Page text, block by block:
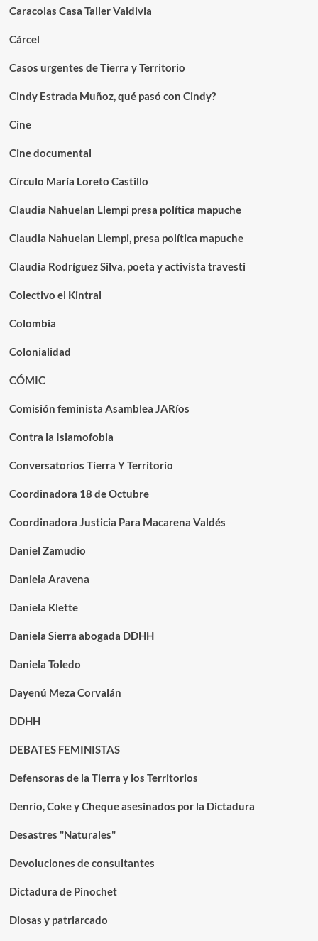
Caracolas Casa Taller Valdivia
Cárcel
Casos urgentes de Tierra y Territorio
Cindy Estrada Muñoz, qué pasó con Cindy?
Cine
Cine documental
Círculo María Loreto Castillo
Claudia Nahuelan Llempi presa política mapuche
Claudia Nahuelan Llempi, presa política mapuche
Claudia Rodríguez Silva, poeta y activista travesti
Colectivo el Kintral
Colombia
Colonialidad
CÓMIC
Comisión feminista Asamblea JARíos
Contra la Islamofobia
Conversatorios Tierra Y Territorio
Coordinadora 18 de Octubre
Coordinadora Justicia Para Macarena Valdés
Daniel Zamudio
Daniela Aravena
Daniela Klette
Daniela Sierra abogada DDHH
Daniela Toledo
Dayenú Meza Corvalán
DDHH
DEBATES FEMINISTAS
Defensoras de la Tierra y los Territorios
Denrio, Coke y Cheque asesinados por la Dictadura
Desastres "Naturales"
Devoluciones de consultantes
Dictadura de Pinochet
Diosas y patriarcado